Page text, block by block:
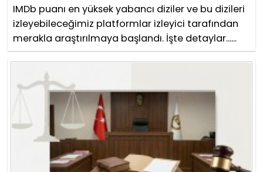
IMDb puanı en yüksek yabancı diziler ve bu dizileri
izleyebileceğimiz platformlar izleyici tarafından
merakla araştırılmaya başlandı. İşte detaylar......